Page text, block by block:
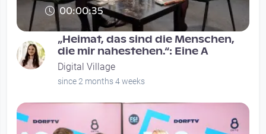
00:00:35
„Heimat, das sind die Menschen,
die mir nahestehen.“: Eine A
Digital Village
since 2 months 4 weeks